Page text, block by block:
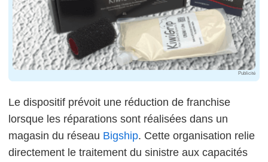
Publicité
Le dispositif prévoit une réduction de franchise
lorsque les réparations sont réalisées dans un
magasin du réseau Bigship. Cette organisation relie
directement le traitement du sinistre aux capacités